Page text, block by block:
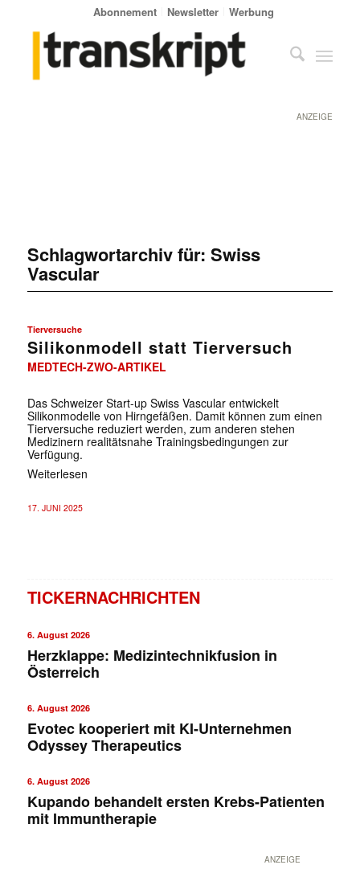
Abonnement Newsletter Werbung
ANZEIGE
Schlagwortarchiv für: Swiss
Vascular
Tierversuche
Silikonmodell statt Tierversuch
MEDTECH-ZWO-ARTIKEL
Das Schweizer Start-up Swiss Vascular entwickelt
Silikonmodelle von Hirngefäßen. Damit können zum einen
Tierversuche reduziert werden, zum anderen stehen
Medizinern realitätsnahe Trainingsbedingungen zur
Verfügung.
Weiterlesen
17. JUNI 2025
TICKERNACHRICHTEN
6. August 2026
Herzklappe: Medizintechnikfusion in
Österreich
6. August 2026
Evotec kooperiert mit KI-Unternehmen
Odyssey Therapeutics
6. August 2026
Kupando behandelt ersten Krebs-Patienten
mit Immuntherapie
ANZEIGE